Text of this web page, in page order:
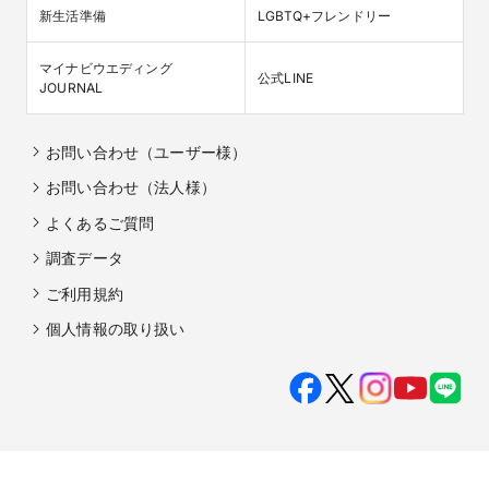
新生活準備 LGBTQ+フレンドリー
マイナビウエディング
JOURNAL
公式LINE
お問い合わせ（ユーザー様）
お問い合わせ（法人様）
よくあるご質問
調査データ
ご利用規約
個人情報の取り扱い